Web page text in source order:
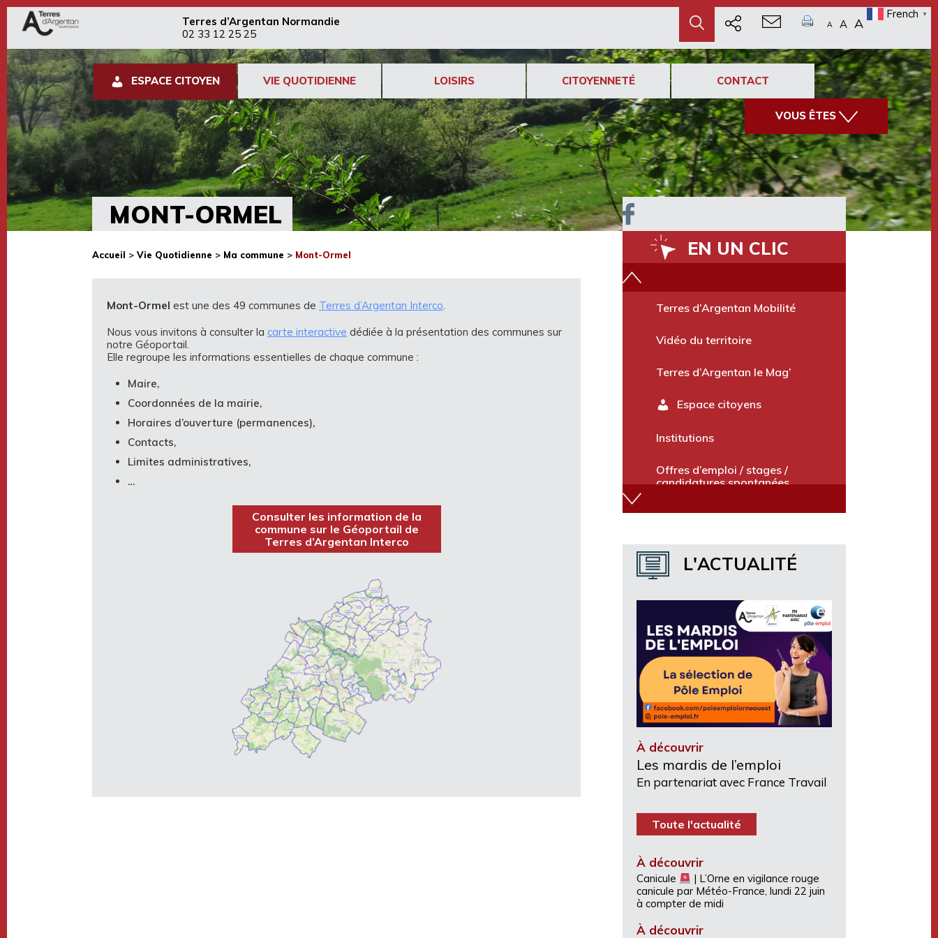
Terres d’Argentan Normandie
02 33 12 25 25
A A A
French ▼
ESPACE CITOYEN VIE QUOTIDIENNE LOISIRS CITOYENNETÉ CONTACT
VOUS ÊTES
MONT-ORMEL
Accueil > Vie Quotidienne > Ma commune > Mont-Ormel
Mont-Ormel est une des 49 communes de Terres d’Argentan Interco
Nous vous invitons à consulter la carte interactive dédiée à la présentation des communes sur
notre Géoportail.
Elle regroupe les informations essentielles de chaque commune :
Maire,
Coordonnées de la mairie,
Horaires d’ouverture (permanences),
Contacts,
Limites administratives,
…
Consulter les information de la
commune sur le Géoportail de
Terres d’Argentan Interco
EN UN CLIC
Terres d’Argentan Mobilité
Vidéo du territoire
Terres d’Argentan le Mag’
Espace citoyens
Institutions
Offres d’emploi / stages /
candidatures spontanées
Université Populaire des
Annuaire des services
L'ACTUALITÉ
À découvrir
Les mardis de l’emploi
En partenariat avec France Travail
Toute l'actualité
À découvrir
Canicule
| L’Orne en vigilance rouge
canicule par Météo-France, lundi 22 juin
à compter de midi
À découvrir